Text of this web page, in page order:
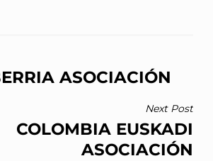
ASOCIACIÓN
Next Post
COLOMBIA EUSKADI
ASOCIACIÓN